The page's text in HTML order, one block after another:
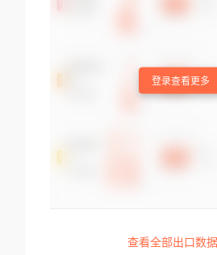
登录查看更多
查看全部出口数据